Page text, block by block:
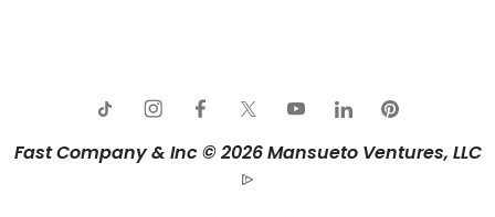
Fast Company & Inc © 2026 Mansueto Ventures, LLC